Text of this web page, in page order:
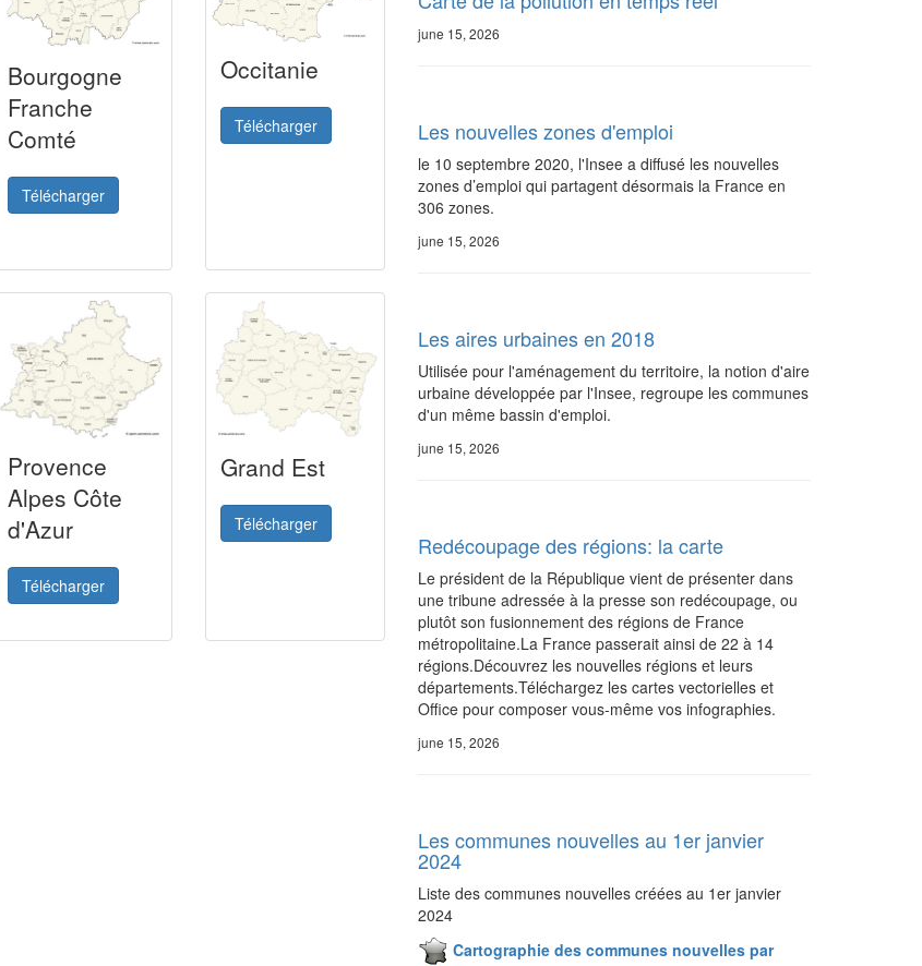
Bourgogne
Franche
Comté
Télécharger
Occitanie
Télécharger
Provence
Alpes Côte
d'Azur
Télécharger
Grand Est
Télécharger
june 15, 2026
Les nouvelles zones d'emploi
le 10 septembre 2020, l'Insee a diffusé les nouvelles
zones d’emploi qui partagent désormais la France en
306 zones.
june 15, 2026
Les aires urbaines en 2018
Utilisée pour l'aménagement du territoire, la notion d'aire
urbaine développée par l'Insee, regroupe les communes
d'un même bassin d'emploi.
june 15, 2026
Redécoupage des régions: la carte
Le président de la République vient de présenter dans
une tribune adressée à la presse son redécoupage, ou
plutôt son fusionnement des régions de France
métropolitaine.La France passerait ainsi de 22 à 14
régions.Découvrez les nouvelles régions et leurs
départements.Téléchargez les cartes vectorielles et
Office pour composer vous-même vos infographies.
june 15, 2026
Les communes nouvelles au 1er janvier
2024
Liste des communes nouvelles créées au 1er janvier
2024
Cartographie des communes nouvelles par